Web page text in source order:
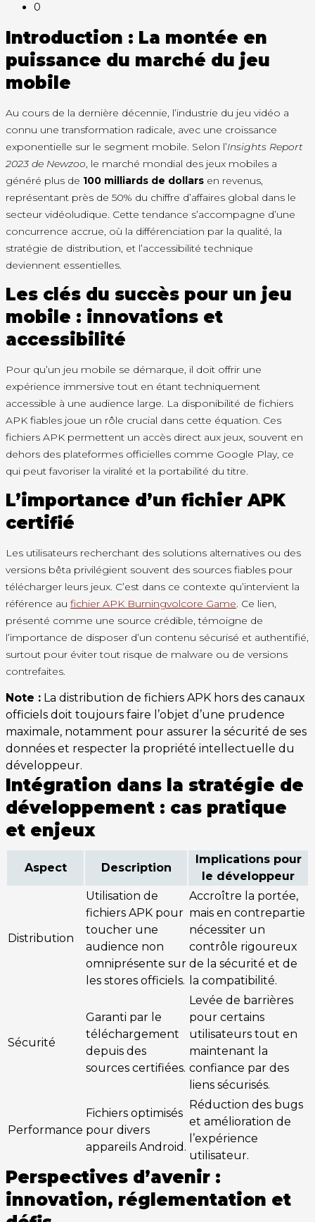
0
Introduction : La montée en
puissance du marché du jeu
mobile
Au cours de la dernière décennie, l’industrie du jeu vidéo a
connu une transformation radicale, avec une croissance
exponentielle sur le segment mobile. Selon l’Insights Report
2023 de Newzoo, le marché mondial des jeux mobiles a
généré plus de 100 milliards de dollars en revenus,
représentant près de 50% du chiffre d’affaires global dans le
secteur vidéoludique. Cette tendance s’accompagne d’une
concurrence accrue, où la différenciation par la qualité, la
stratégie de distribution, et l’accessibilité technique
deviennent essentielles.
Les clés du succès pour un jeu
mobile : innovations et
accessibilité
Pour qu’un jeu mobile se démarque, il doit offrir une
expérience immersive tout en étant techniquement
accessible à une audience large. La disponibilité de fichiers
APK fiables joue un rôle crucial dans cette équation. Ces
fichiers APK permettent un accès direct aux jeux, souvent en
dehors des plateformes officielles comme Google Play, ce
qui peut favoriser la viralité et la portabilité du titre.
L’importance d’un fichier APK
certifié
Les utilisateurs recherchant des solutions alternatives ou des
versions bêta privilégient souvent des sources fiables pour
télécharger leurs jeux. C’est dans ce contexte qu’intervient la
référence au fichier APK Burningvolcore Game. Ce lien,
présenté comme une source crédible, témoigne de
l’importance de disposer d’un contenu sécurisé et authentifié,
surtout pour éviter tout risque de malware ou de versions
contrefaites.
Note : La distribution de fichiers APK hors des canaux
officiels doit toujours faire l’objet d’une prudence
maximale, notamment pour assurer la sécurité de ses
données et respecter la propriété intellectuelle du
développeur.
Intégration dans la stratégie de
développement : cas pratique
et enjeux
Aspect Description
Implications pour
le développeur
Distribution
Utilisation de
fichiers APK pour
toucher une
audience non
omniprésente sur
les stores officiels.
Accroître la portée,
mais en contrepartie
nécessiter un
contrôle rigoureux
de la sécurité et de
la compatibilité.
Sécurité
Garanti par le
téléchargement
depuis des
sources certifiées.
Levée de barrières
pour certains
utilisateurs tout en
maintenant la
confiance par des
liens sécurisés.
Performance
Fichiers optimisés
pour divers
appareils Android.
Réduction des bugs
et amélioration de
l’expérience
utilisateur.
Perspectives d’avenir :
innovation, réglementation et